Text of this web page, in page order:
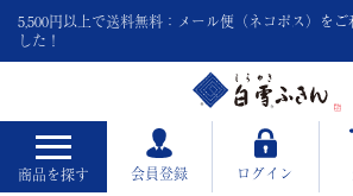
5,500円以上で送料無料：メール便（ネコポス）を
した！
商品を探す 会員登録 ログイン